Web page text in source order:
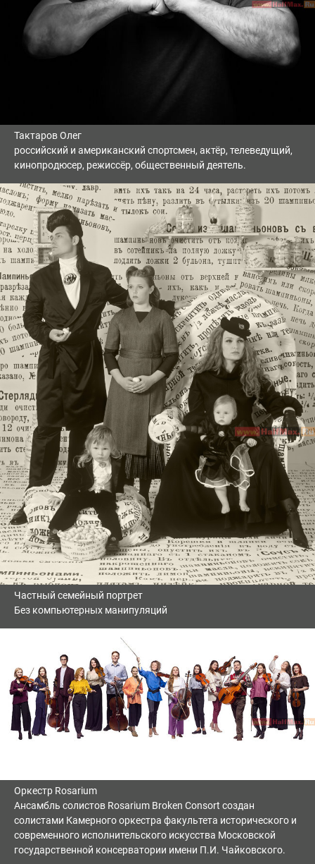
Тактаров Олег
российский и американский спортсмен, актёр, телеведущий,
кинопродюсер, режиссёр, общественный деятель.
Частный семейный портрет
Без компьютерных манипуляций
Оркестр Rosarium
Ансамбль солистов Rosarium Broken Consort создан
солистами Камерного оркестра факультета исторического и
современного исполнительского искусства Московской
государственной консерватории имени П.И. Чайковского.